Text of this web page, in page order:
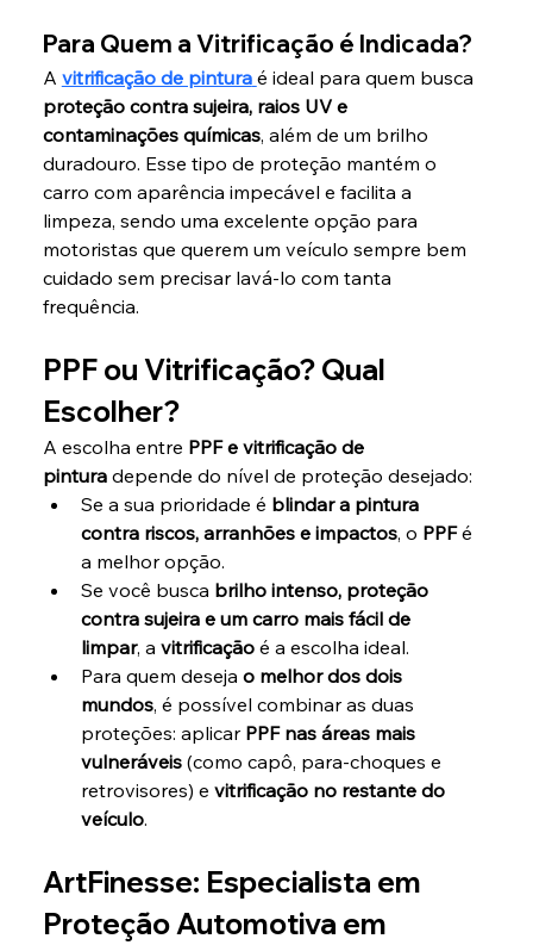
Para Quem a Vitrificação é Indicada?
A vitrificação de pintura é ideal para quem busca
proteção contra sujeira, raios UV e
contaminações químicas, além de um brilho
duradouro. Esse tipo de proteção mantém o
carro com aparência impecável e facilita a
limpeza, sendo uma excelente opção para
motoristas que querem um veículo sempre bem
cuidado sem precisar lavá-lo com tanta
frequência.
PPF ou Vitrificação? Qual
Escolher?
A escolha entre PPF e vitrificação de
pintura depende do nível de proteção desejado:
Se a sua prioridade é blindar a pintura
contra riscos, arranhões e impactos, o PPF é
a melhor opção.
Se você busca brilho intenso, proteção
contra sujeira e um carro mais fácil de
limpar, a vitrificação é a escolha ideal.
Para quem deseja o melhor dos dois
mundos, é possível combinar as duas
proteções: aplicar PPF nas áreas mais
vulneráveis (como capô, para-choques e
retrovisores) e vitrificação no restante do
veículo.
ArtFinesse: Especialista em
Proteção Automotiva em